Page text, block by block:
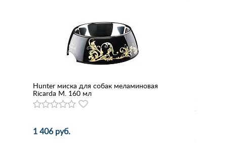
Hunter миска для собак меламиновая
Ricarda M. 160 мл
1 406 руб.
2 021 руб.